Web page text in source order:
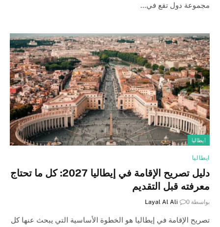
مجموعة دول تقع في…
ايطاليا
ايطاليا
دليل تصريح الإقامة في إيطاليا 2027: كل ما تحتاج
معرفته قبل التقديم
بواسطة Layal Al Ali 0
تصريح الإقامة في إيطاليا هو الخطوة الأساسية التي يبحث عنها كل